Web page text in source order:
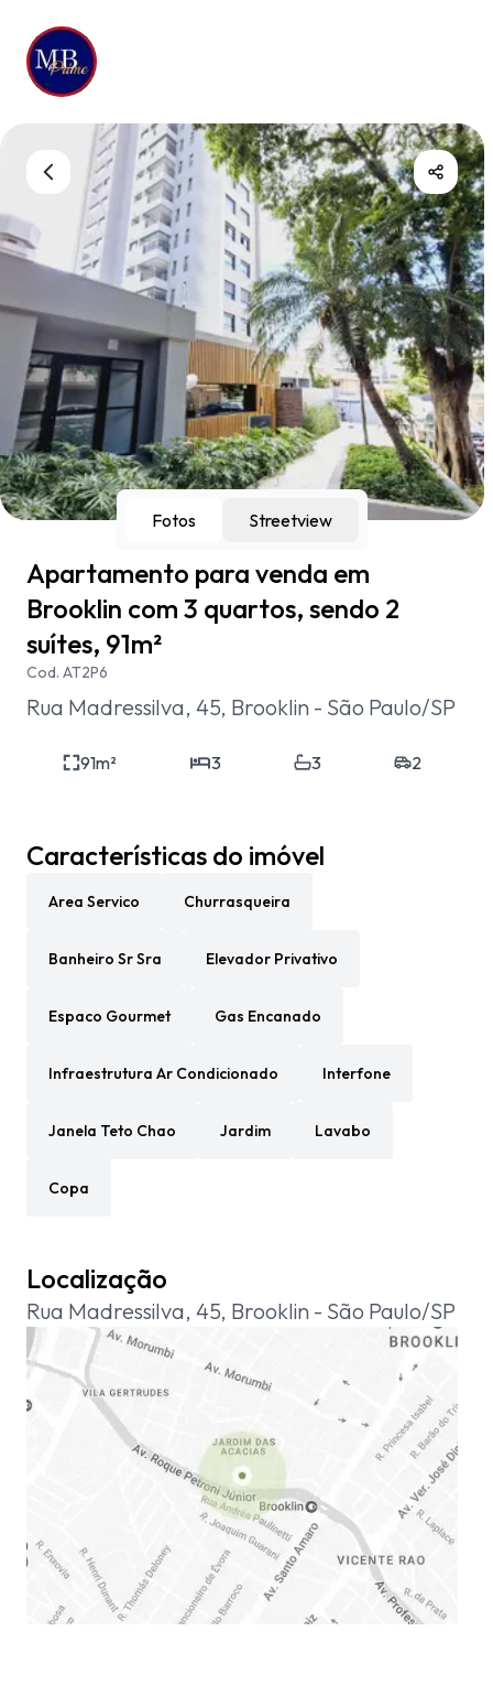
Fotos Streetview
Apartamento para venda em
Brooklin com 3 quartos, sendo 2
suítes, 91m²
Cod. AT2P6
Rua Madressilva, 45, Brooklin - São Paulo/SP
91m² 3 3 2
Características do imóvel
Area Servico Churrasqueira
Banheiro Sr Sra Elevador Privativo
Espaco Gourmet Gas Encanado
Infraestrutura Ar Condicionado Interfone
Janela Teto Chao Jardim Lavabo
Copa
Localização
Rua Madressilva, 45, Brooklin - São Paulo/SP